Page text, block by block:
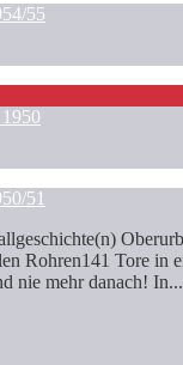
55
51
Rohren141 Tore in
nie mehr danach! In...